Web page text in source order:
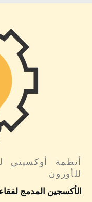
أنظمة أوكسيتي
للأوزون
الأكسجين المدمج